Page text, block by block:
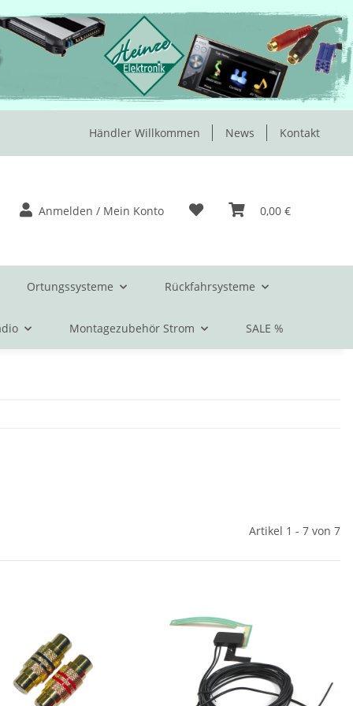
Händler Willkommen News Kontakt
Anmelden / Mein Konto 0,00 €
Ortungssysteme Rückfahrsysteme
Montagezubehör Strom SALE %
Artikel 1 - 7 von 7